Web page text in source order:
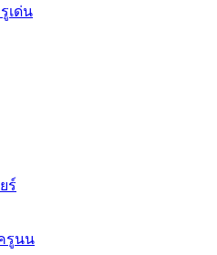
เด่น
ร์
รูนน